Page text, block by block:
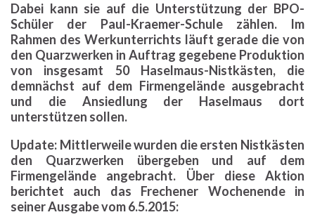
Dabei kann sie auf die Unterstützung der BPO-
Schüler der Paul-Kraemer-Schule zählen. Im
Rahmen des Werkunterrichts läuft gerade die von
den Quarzwerken in Auftrag gegebene Produktion
von insgesamt 50 Haselmaus-Nistkästen, die
demnächst auf dem Firmengelände ausgebracht
und die Ansiedlung der Haselmaus dort
unterstützen sollen.
Update: Mittlerweile wurden die ersten Nistkästen
den Quarzwerken übergeben und auf dem
Firmengelände angebracht. Über diese Aktion
berichtet auch das Frechener Wochenende in
seiner Ausgabe vom 6.5.2015: